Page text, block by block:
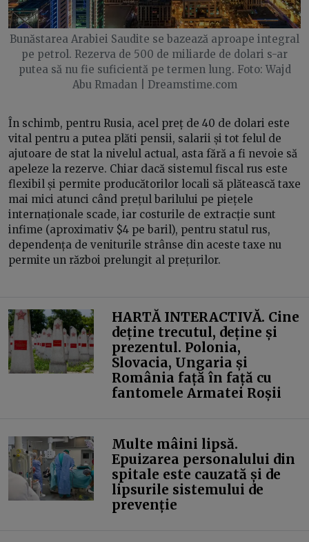
Bunăstarea Arabiei Saudite se bazează aproape integral
pe petrol. Rezerva de 500 de miliarde de dolari s-ar
putea să nu fie suficientă pe termen lung. Foto: Wajd
Abu Rmadan | Dreamstime.com
În schimb, pentru Rusia, acel preț de 40 de dolari este
vital pentru a putea plăti pensii, salarii și tot felul de
ajutoare de stat la nivelul actual, asta fără a fi nevoie să
apeleze la rezerve. Chiar dacă sistemul fiscal rus este
flexibil și permite producătorilor locali să plătească taxe
mai mici atunci când prețul barilului pe piețele
internaționale scade, iar costurile de extracție sunt
infime (aproximativ $4 pe baril), pentru statul rus,
dependența de veniturile strânse din aceste taxe nu
permite un război prelungit al prețurilor.
HARTĂ INTERACTIVĂ. Cine
deține trecutul, deține și
prezentul. Polonia,
Slovacia, Ungaria și
România față în față cu
fantomele Armatei Roșii
Multe mâini lipsă.
Epuizarea personalului din
spitale este cauzată și de
lipsurile sistemului de
prevenție